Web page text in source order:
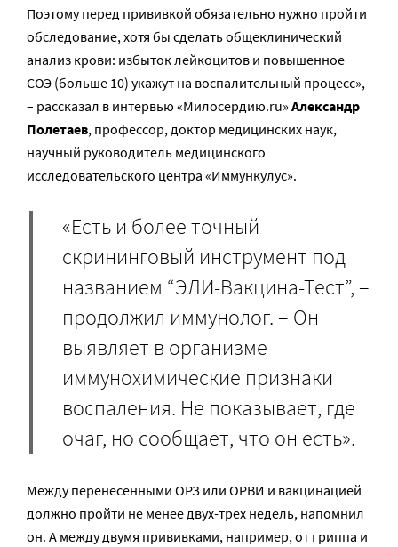
Поэтому перед прививкой обязательно нужно пройти
обследование, хотя бы сделать общеклинический
анализ крови: избыток лейкоцитов и повышенное
СОЭ (больше 10) укажут на воспалительный процесс»,
– рассказал в интервью «Милосердию.ru» Александр
Полетаев, профессор, доктор медицинских наук,
научный руководитель медицинского
исследовательского центра «Иммункулус».
«Есть и более точный
скрининговый инструмент под
названием “ЭЛИ-Вакцина-Тест”, –
продолжил иммунолог. – Он
выявляет в организме
иммунохимические признаки
воспаления. Не показывает, где
очаг, но сообщает, что он есть».
Между перенесенными ОРЗ или ОРВИ и вакцинацией
должно пройти не менее двух-трех недель, напомнил
он. А между двумя прививками, например, от гриппа и